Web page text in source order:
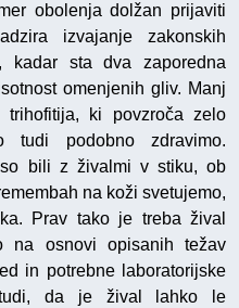
obolenja dolžan prijaviti
izvajanje zakonskih
kadar sta dva zaporedna
omenjenih gliv. Manj
ki povzroča zelo
tudi podobno zdravimo.
bili z živalmi v stiku, ob
na koži svetujemo,
Prav tako je treba žival
na osnovi opisanih težav
in potrebne laboratorijske
tudi, da je žival lahko le